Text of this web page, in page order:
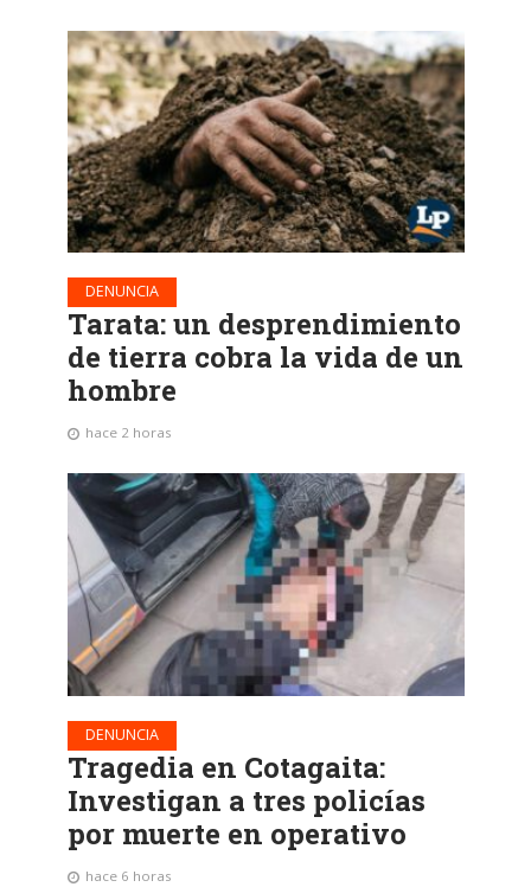
DENUNCIA
Tarata: un desprendimiento
de tierra cobra la vida de un
hombre
hace 2 horas
DENUNCIA
Tragedia en Cotagaita:
Investigan a tres policías
por muerte en operativo
hace 6 horas